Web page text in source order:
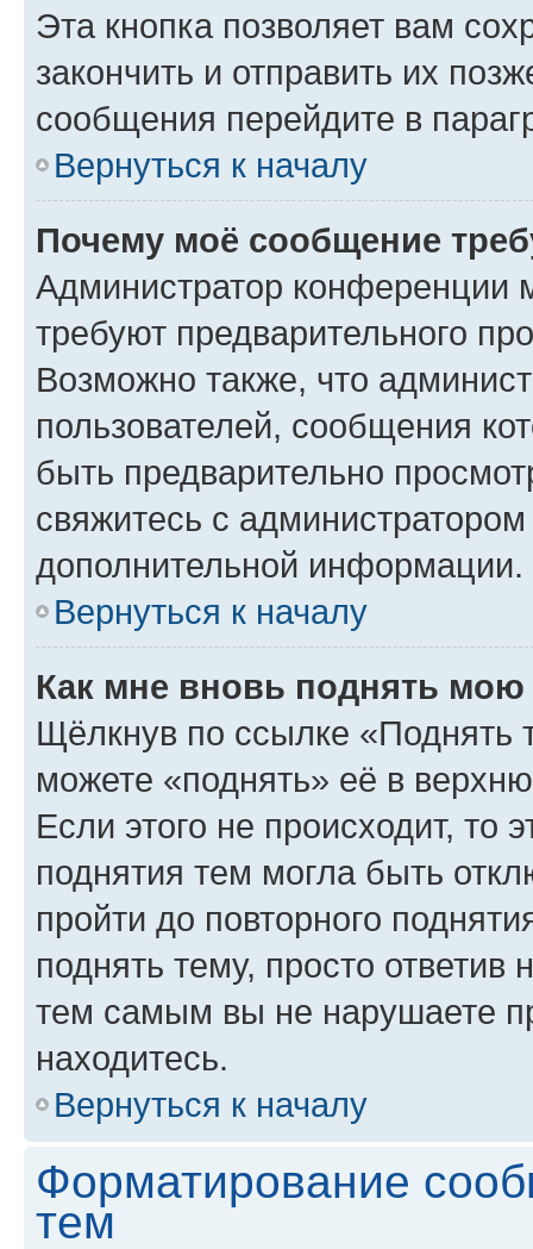
Эта кнопка позволяет вам
закончить и отправить их
сообщения перейдите в
Вернуться к началу
Почему моё сообщение
Администратор конференции
требуют предварительного
Возможно также, что
пользователей, сообщения
быть предварительно
свяжитесь с
дополнительной информации.
Вернуться к началу
Как мне вновь поднять мою
Щёлкнув по ссылке «Поднять
можете «поднять» её в
Если этого не происходит, то
поднятия тем могла быть
пройти до повторного
поднять тему, просто ответив
тем самым вы не нарушаете
находитесь.
Вернуться к началу
Форматирование
тем